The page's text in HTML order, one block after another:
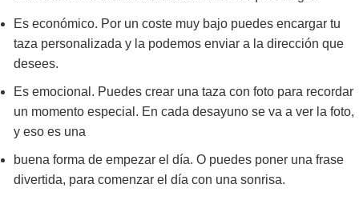
Es económico. Por un coste muy bajo puedes encargar tu
taza personalizada y la podemos enviar a la dirección que
desees.
Es emocional. Puedes crear una taza con foto para recordar
un momento especial. En cada desayuno se va a ver la foto,
y eso es una
buena forma de empezar el día. O puedes poner una frase
divertida, para comenzar el día con una sonrisa.